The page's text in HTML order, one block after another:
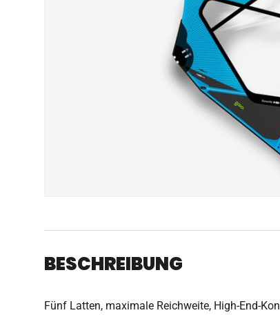
BESCHREIBUNG
Fünf Latten, maximale Reichweite, High-End-